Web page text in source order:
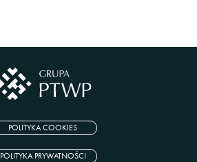
POLITYKA COOKIES
POLITYKA PRYWATNOŚCI